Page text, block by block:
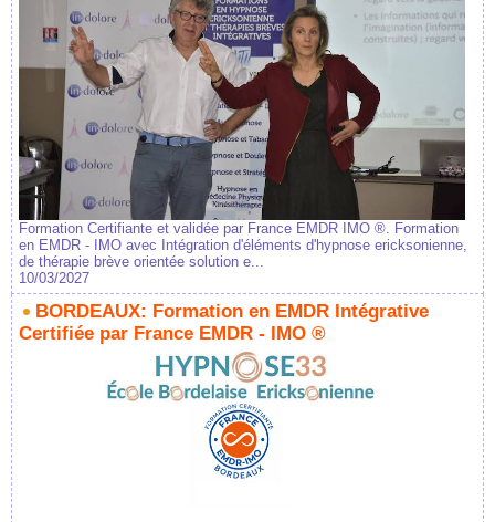
Formation Certifiante et validée par France EMDR IMO ®. Formation
en EMDR - IMO avec Intégration d'éléments d'hypnose ericksonienne,
de thérapie brève orientée solution e...
10/03/2027
BORDEAUX: Formation en EMDR Intégrative
Certifiée par France EMDR - IMO ®